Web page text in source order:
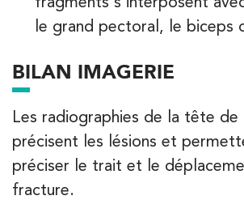
le grand pectoral, le biceps
BILAN IMAGERIE
Les radiographies de la tête de
précisent les lésions et
préciser le trait et le
fracture.
1 Rue Cassette 75006 Paris
1 Rue Cassette 75006 Paris
01 42 84 06 95
IK Boulogne – 92
Kinésithérapie